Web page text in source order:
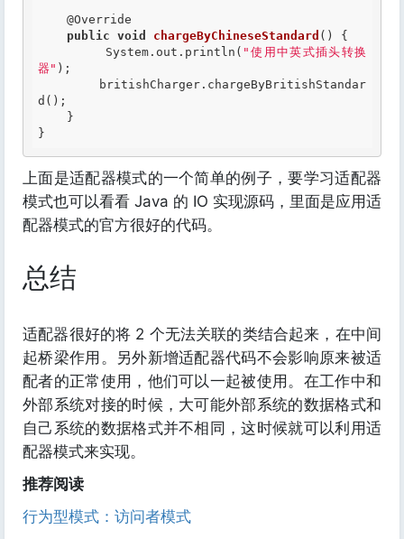
@Override
public void chargeByChineseStandard () {
        System.out.println(
"使用中英式插头转换
器" );
d();
上面是适配器模式的一个简单的例子，要学习适配器
模式也可以看看 Java 的 IO 实现源码，里面是应用适
配器模式的官方很好的代码。
总结
适配器很好的将 2 个无法关联的类结合起来，在中间
起桥梁作用。另外新增适配器代码不会影响原来被适
配者的正常使用，他们可以一起被使用。在工作中和
外部系统对接的时候，大可能外部系统的数据格式和
自己系统的数据格式并不相同，这时候就可以利用适
配器模式来实现。
推荐阅读
行为型模式：访问者模式